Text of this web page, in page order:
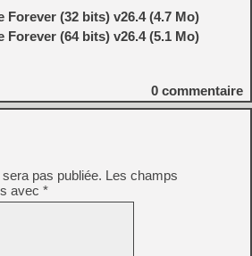
Forever (32 bits) v26.4 (4.7 Mo)
Forever (64 bits) v26.4 (5.1 Mo)
0 commentaire
pas publiée. Les champs
avec *